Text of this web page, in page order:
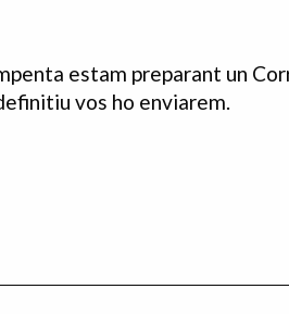
estam preparant un
vos ho enviarem.